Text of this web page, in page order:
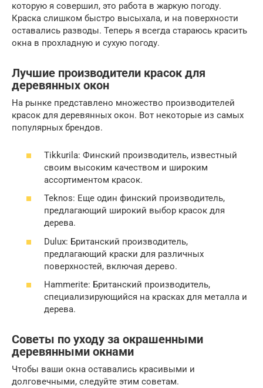
которую я совершил, это работа в жаркую погоду.
Краска слишком быстро высыхала, и на поверхности
оставались разводы. Теперь я всегда стараюсь красить
окна в прохладную и сухую погоду.
Лучшие производители красок для
деревянных окон
На рынке представлено множество производителей
красок для деревянных окон. Вот некоторые из самых
популярных брендов.
Tikkurila: Финский производитель, известный
своим высоким качеством и широким
ассортиментом красок.
Teknos: Еще один финский производитель,
предлагающий широкий выбор красок для
дерева.
Dulux: Британский производитель,
предлагающий краски для различных
поверхностей, включая дерево.
Hammerite: Британский производитель,
специализирующийся на красках для металла и
дерева.
Советы по уходу за окрашенными
деревянными окнами
Чтобы ваши окна оставались красивыми и
долговечными, следуйте этим советам.